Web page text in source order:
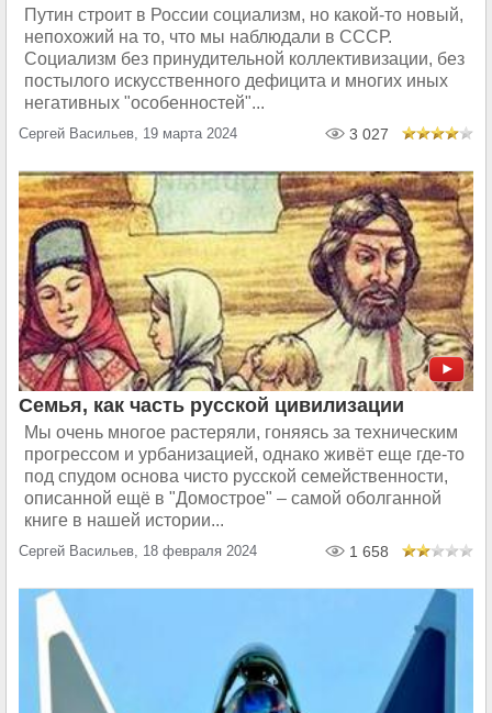
Путин строит в России социализм, но какой-то новый,
непохожий на то, что мы наблюдали в СССР.
Социализм без принудительной коллективизации, без
постылого искусственного дефицита и многих иных
негативных "особенностей"...
Сергей Васильев, 19 марта 2024 3 027
Семья, как часть русской цивилизации
Мы очень многое растеряли, гоняясь за техническим
прогрессом и урбанизацией, однако живёт еще где-то
под спудом основа чисто русской семейственности,
описанной ещё в "Домострое" – самой оболганной
книге в нашей истории...
Сергей Васильев, 18 февраля 2024 1 658